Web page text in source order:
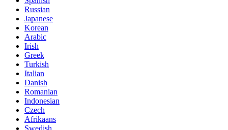
Russian
Japanese
Korean
Arabic
Irish
Greek
Turkish
Italian
Danish
Romanian
Indonesian
Czech
Afrikaans
Swedish